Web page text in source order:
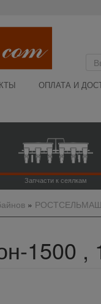
ОПЛАТА И
Запчасти к сеялкам
» РОСТСЕЛЬМАШ
1500 ,